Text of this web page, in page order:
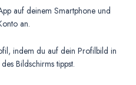
auf deinem Smartphone und
an.
indem du auf dein Profilbild in
Bildschirms tippst.